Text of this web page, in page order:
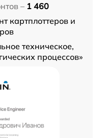
– 1 460
картплоттеров и
техническое,
процессов»